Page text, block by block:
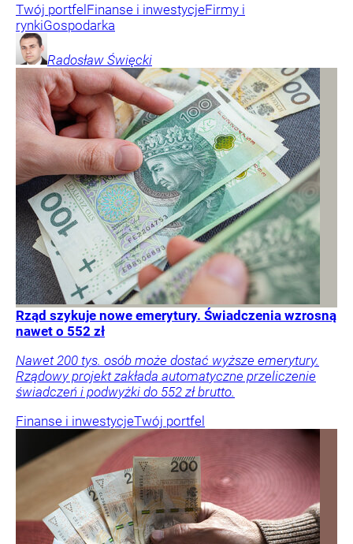
Twój portfelFinanse i inwestycjeFirmy i
rynkiGospodarka
Radosław Święcki
Rząd szykuje nowe emerytury. Świadczenia wzrosną
nawet o 552 zł
Nawet 200 tys. osób może dostać wyższe emerytury.
Rządowy projekt zakłada automatyczne przeliczenie
świadczeń i podwyżki do 552 zł brutto.
Finanse i inwestycjeTwój portfel